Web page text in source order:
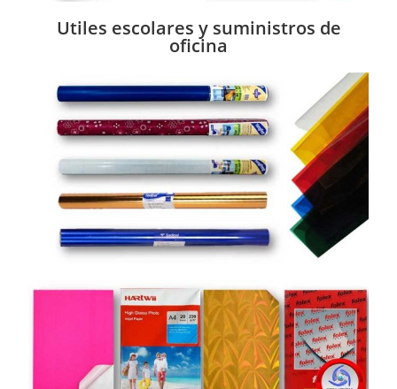
Utiles escolares y suministros de
oficina